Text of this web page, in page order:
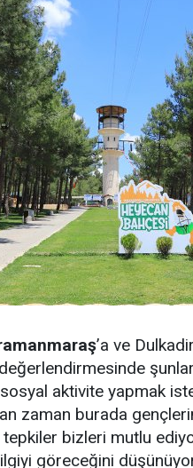
’a ve
değerlendirmesinde
sosyal aktivite yapmak
zaman burada
tepkiler bizleri mutlu
göreceğini